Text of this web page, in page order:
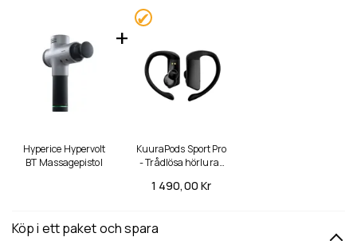
Hyperice Hypervolt
BT Massagepistol
KuuraPods Sport Pro
- Trådlösa hörlurar
1 490,00 Kr
Köp i ett paket och spara